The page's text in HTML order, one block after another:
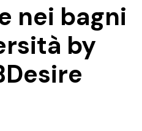
nei bagni
by